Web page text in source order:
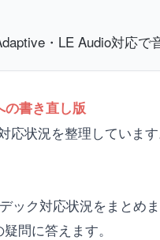
・LE Audio対応で
の書き直し版
応状況を整理していま
ック対応状況をまと
問に答えます。